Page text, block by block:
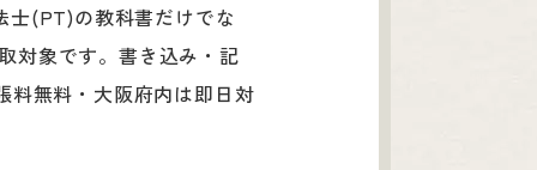
士(PT)の教科書だけでな
対象です。書き込み・記
料無料・大阪府内は即日対